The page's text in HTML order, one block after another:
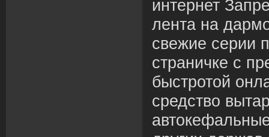
интернет
лента на
свежие серии
страничке с
быстротой
средство